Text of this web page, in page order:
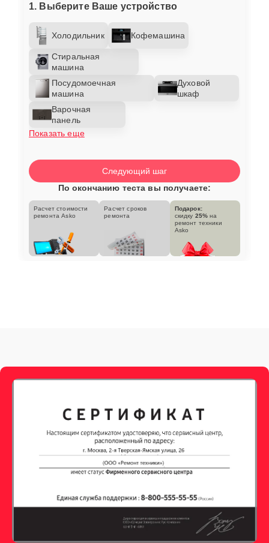
1. Выберите Ваше устройство
Холодильник Кофемашина
Стиральная
машина
Посудомоечная
машина
Духовой
шкаф
Варочная
панель
Показать еще
Следующий шаг
По окончанию теста вы получаете:
Расчет стоимости
ремонта Asko
Расчет сроков
ремонта
Подарок:
скидку 25% на
ремонт техники
Asko